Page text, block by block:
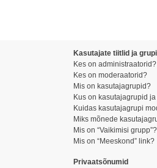
Kasutajate tiitlid ja
Kes on administraatorid?
Kes on moderaatorid?
Mis on kasutajagrupid?
Kus on kasutajagrupid
Kuidas kasutajagrupi
Miks mõnede
Mis on “Vaikimisi grupp”?
Mis on “Meeskond” link?
Privaatsõnumid